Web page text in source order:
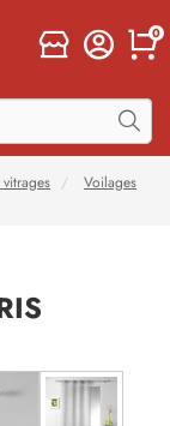
0
Voilages